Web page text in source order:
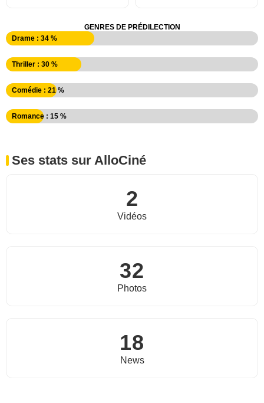
GENRES DE PRÉDILECTION
Drame : 34 %
Thriller : 30 %
Comédie : 21 %
Romance : 15 %
Ses stats sur AlloCiné
2
Vidéos
32
Photos
18
News